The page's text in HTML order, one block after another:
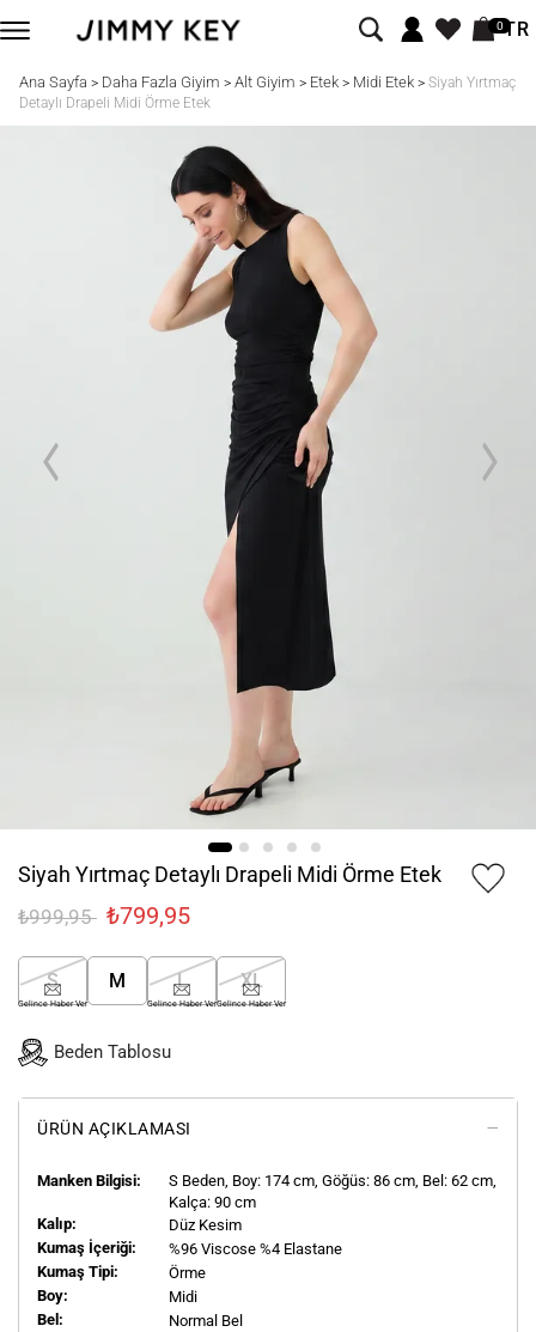
0TR
Ana Sayfa > Daha Fazla Giyim > Alt Giyim > Etek> Midi Etek> Siyah Yırtmaç
Detaylı Drapeli Midi Örme Etek
Siyah Yırtmaç Detaylı Drapeli Midi Örme Etek
₺999,95 ₺799,95
S
Gelince Haber Ver
M L
Gelince Haber Ver
XL
Gelince Haber Ver
Beden Tablosu
ÜRÜN AÇIKLAMASI
Manken Bilgisi: S Beden, Boy: 174 cm, Göğüs: 86 cm, Bel: 62 cm,
Kalça: 90 cm
Kalıp:
Düz Kesim
Kumaş İçeriği:
%96 Viscose %4 Elastane
Kumaş Tipi:
Örme
Boy:
Midi
Bel:
Normal Bel